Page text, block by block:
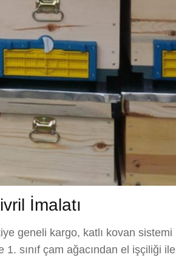
İmalatı
geneli kargo, katlı kovan sistemi
sınıf çam ağacından el işçiliği ile